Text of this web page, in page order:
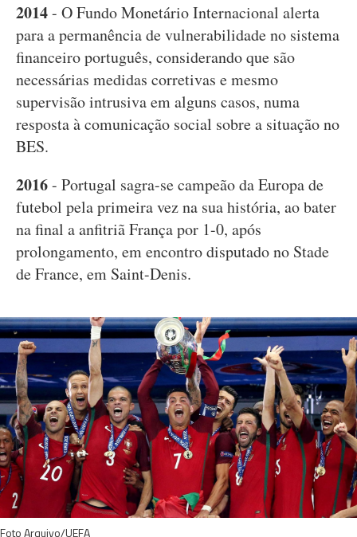
2014- O Fundo Monetário Internacional alerta
para a permanência de vulnerabilidade no sistema
financeiro português, considerando que são
necessárias medidas corretivas e mesmo
supervisão intrusiva em alguns casos, numa
resposta à comunicação social sobre a situação no
BES.
2016- Portugal sagra-se campeão da Europa de
futebol pela primeira vez na sua história, ao bater
na final a anfitriã França por 1-0, após
prolongamento, em encontro disputado no Stade
de France, em Saint-Denis.
Foto Arquivo/UEFA